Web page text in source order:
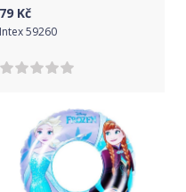
79 Kč
Intex 59260